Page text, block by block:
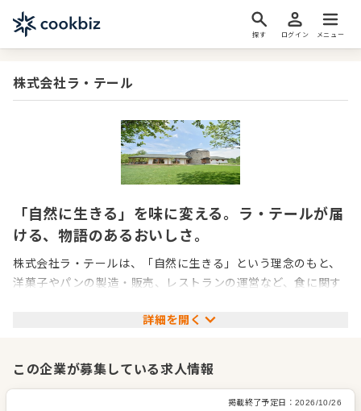
探す ログイン メニュー
株式会社ラ・テール
「自然に生きる」を味に変える。ラ・テールが届
ける、物語のあるおいしさ。
株式会社ラ・テールは、「自然に生きる」という理念のもと、
洋菓子やパンの製造・販売、レストランの運営など、食に関す
スタートし、現在では北海道・美瑛にも拠点を構え、地元の素
の背景にある“ストーリー”を大切にしながら、全国の人々に本
当においしいものを届けています。お菓子・パン・料理、それ
ぞれの専門性を活かしながら、お客様にとっての「しあわせな
詳細を開く
この企業が募集している求人情報
掲載終了予定日： 2026/10/26